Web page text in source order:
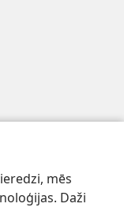
mēs
Daži